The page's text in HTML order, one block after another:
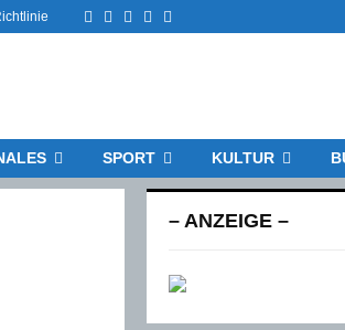
Facebook
TwitterInstagram
Email
SPORT KULTUR
– ANZEIGE –